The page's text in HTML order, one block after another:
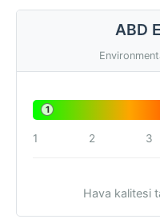
ABD
1
1 2 3
Hava kalitesi